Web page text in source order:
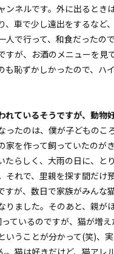
ンネルです。外に出るとき
、車で少し遠出をするなど
人で行って、和食だったの
すが、お酒のメニューを見
も恥ずかしかったので、ハ
われているそうですが、動物
ったのは、僕が子どものこ
家を作って飼っていたのが
たらしく、大雨の日に、と
それで、里親を探す間だけ
すが、数日で家族がみんな猫
りました。そのあと、親が
ているのですが、猫が増
いうことが分かって(笑)、
。猫は好きだけど、猫アレ